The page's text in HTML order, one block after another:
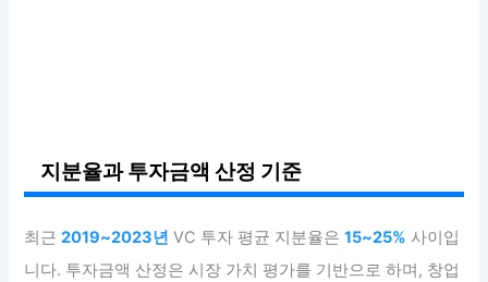
지분율과 투자금액 산정 기준
최근2019~2023년 VC 투자 평균 지분율은15~25% 사이입
니다. 투자금액 산정은 시장 가치 평가를 기반으로 하며, 창업